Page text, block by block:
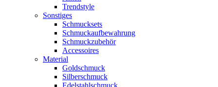
Trendstyle
Sonstiges
Schmucksets
Schmuckaufbewahrung
Schmuckzubehör
Accessoires
Material
Goldschmuck
Silberschmuck
Edelstahlschmuck